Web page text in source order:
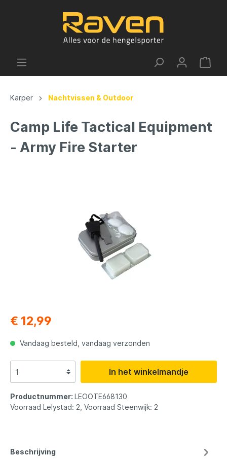
Karper Nachtvissen & Outdoor
Camp Life Tactical Equipment
- Army Fire Starter
€ 12,99
Vandaag besteld, vandaag verzonden
In het winkelmandje
Productnummer: LEOOTE668130
Voorraad Lelystad: 2, Voorraad Steenwijk: 2
Beschrijving